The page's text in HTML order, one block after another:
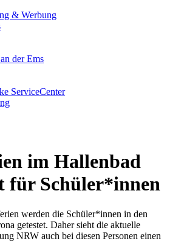
& Werbung
der Ems
ServiceCenter
im Hallenbad
für Schüler*innen
werden die Schüler*innen in den
getestet. Daher sieht die aktuelle
NRW auch bei diesen Personen einen